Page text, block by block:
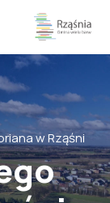
w Rząśni